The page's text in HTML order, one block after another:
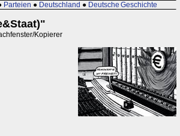
Parteien ● Deutschland ● Deutsche Geschichte
Kopierer